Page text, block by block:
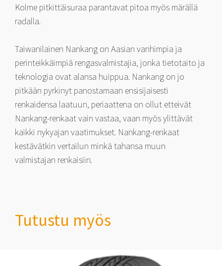
Kolme pitkittäisuraa parantavat pitoa myös märällä
radalla.
Taiwanilainen Nankang on Aasian vanhimpia ja
perinteikkäimpiä rengasvalmistajia, jonka tietotaito ja
teknologia ovat alansa huippua. Nankang on jo
pitkään pyrkinyt panostamaan ensisijaisesti
renkaidensa laatuun, periaattena on ollut etteivät
Nankang-renkaat vain vastaa, vaan myös ylittävät
kaikki nykyajan vaatimukset. Nankang-renkaat
kestävätkin vertailun minkä tahansa muun
valmistajan renkaisiin.
Tutustu myös